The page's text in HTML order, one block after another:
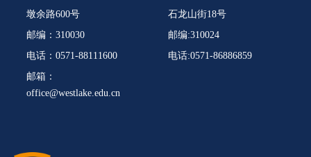
墩余路600号
邮编：310030
电话：0571-88111600
邮箱：
office@westlake.edu.cn
石龙山街18号
邮编:310024
电话:0571-86886859